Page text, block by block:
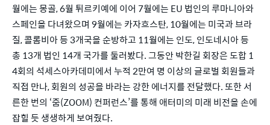
월에는 몽골, 6월 튀르키예에 이어 7월에는 EU 법인의 루마니아와
스페인을 다녀왔으며 9월에는 카자흐스탄, 10월에는 미국과 브라
질, 콜롬비아 등 3개국을 순방하고 11월에는 인도, 인도네시아 등
총 13개 법인 14개 국가를 둘러봤다. 그동안 박한길 회장은 도합 1
4회의 석세스아카데미에서 누적 2만여 명 이상의 글로벌 회원들과
직접 만나, 회원의 성공을 바라는 강한 에너지를 전달했다. 또한 서
른한 번의 ‘줌(ZOOM) 컨퍼런스’를 통해 애터미의 미래 비전을 손에
잡힐 듯 생생하게 보여줬다.